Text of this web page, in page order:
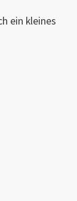
ein kleines